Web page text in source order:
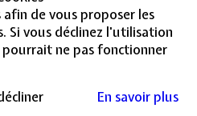
de vous proposer les
Si vous déclinez l'utilisation
pourrait ne pas fonctionner
En savoir plus